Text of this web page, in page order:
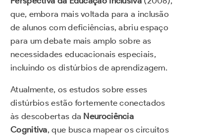
que, embora mais voltada para a inclusão
de alunos com deficiências, abriu espaço
para um debate mais amplo sobre as
necessidades educacionais especiais,
incluindo os distúrbios de aprendizagem.
Atualmente, os estudos sobre esses
distúrbios estão fortemente conectados
às descobertas da Neurociência
Cognitiva, que busca mapear os circuitos